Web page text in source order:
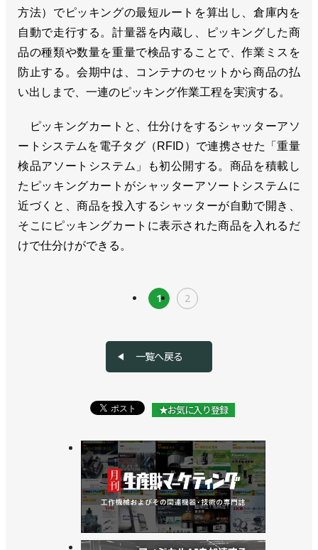
方法）でピッキングの最短ルートを算出し、倉庫内を
自動で走行する。計量器を内蔵し、ピッキングした商
品の種類や数量を重量で検品することで、作業ミスを
防止する。会期中は、コンテナのセットから商品の払
い出しまで、一連のピッキング作業工程を実演する。
ピッキングカートと、仕分けをするシャッターアソ
ートシステムを電子タグ（RFID）で連携させた「重量
検品アソートシステム」も初公開する。商品を積載し
たピッキングカートがシャッターアソートシステムに
近づくと、商品を投入するシャッターが自動で開き、
そこにピッキングカートに表示された商品を入れるだ
けで仕分けができる。
1 2
一覧へ戻る
★お気に入り登録